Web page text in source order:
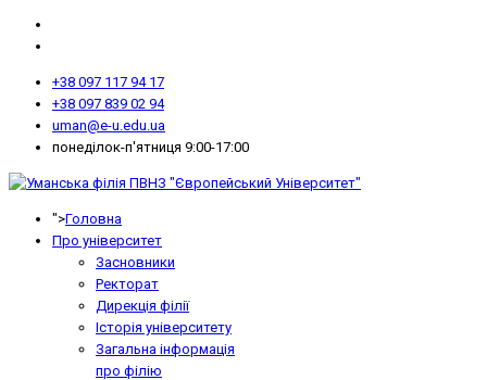
+38 097 117 94 17
+38 097 839 02 94
uman@e-u.edu.ua
понеділок-п'ятниця 9:00-17:00
">Головна
Про університет
Засновники
Ректорат
Дирекція філії
Історія університету
Загальна інформація
про філію